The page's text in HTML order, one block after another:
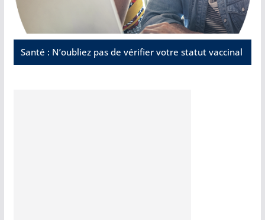
Santé : N’oubliez pas de vérifier votre statut vaccinal